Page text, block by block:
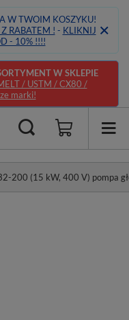
W TWOIM KOSZYKU!
RABATEM ! - KLIKNIJ
- 10% !!!!
W SKLEPIE
/ USTM / CX80 /
marki!
200 (15 kW, 400 V) pompa